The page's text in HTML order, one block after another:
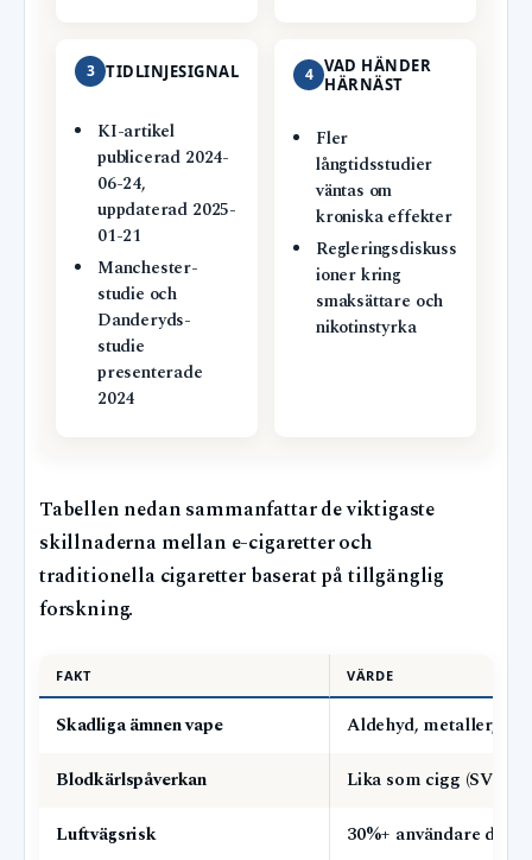
3 TIDLINJESIGNAL
KI-artikel
publicerad 2024-
06-24,
uppdaterad 2025-
01-21
Manchester-
studie och
Danderyds-
studie
presenterade
2024
4 VAD HÄNDER
HÄRNÄST
Fler
långtidsstudier
väntas om
kroniska effekter
Regleringsdiskuss
ioner kring
smaksättare och
nikotinstyrka
Tabellen nedan sammanfattar de viktigaste
skillnaderna mellan e-cigaretter och
traditionella cigaretter baserat på tillgänglig
forskning.
FAKT VÄRDE
Skadliga ämnen vape
Aldehyd, metaller,
Blodkärlspåverkan
Lika som cigg (SVT-
Luftvägsrisk
30%+ användare